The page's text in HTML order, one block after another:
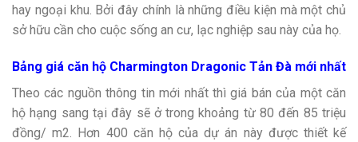
hay ngoại khu. Bởi đây chính là những điều kiện mà một chủ
sở hữu cần cho cuộc sống an cư, lạc nghiệp sau này của họ.
Bảng giá căn hộ Charmington Dragonic Tản Đà mới nhất
Theo các nguồn thông tin mới nhất thì giá bán của một căn
hộ hạng sang tại đây sẽ ở trong khoảng từ 80 đến 85 triệu
đồng/ m2. Hơn 400 căn hộ của dự án này được thiết kế